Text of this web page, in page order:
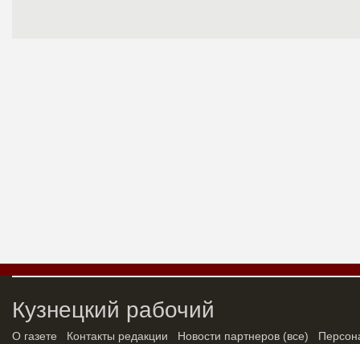
Кузнецкий рабочий
О газете Контакты редакции Новости партнеров (все)